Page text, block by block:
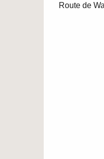
Route de